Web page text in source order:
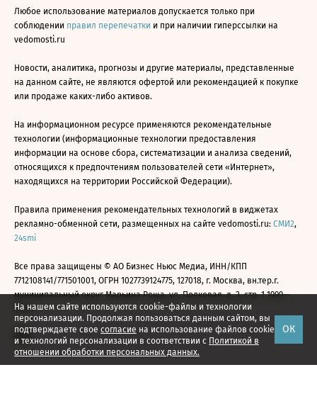
На нашем сайте используются cookie-файлы и технологии
персонализации. Продолжая пользоваться данным сайтом, вы
подтверждаете свое согласие на использование файлов cookie
и технологий персонализации в соответствии с Политикой в
отношении обработки персональных данных.
ОК
Любое использование материалов допускается только при
соблюдении правил перепечатки и при наличии гиперссылки на
vedomosti.ru
Новости, аналитика, прогнозы и другие материалы, представленные
на данном сайте, не являются офертой или рекомендацией к покупке
или продаже каких-либо активов.
На информационном ресурсе применяются рекомендательные
технологии (информационные технологии предоставления
информации на основе сбора, систематизации и анализа сведений,
относящихся к предпочтениям пользователей сети «Интернет»,
находящихся на территории Российской Федерации).
Правила применения рекомендательных технологий в виджетах
рекламно-обменной сети, размещенных на сайте vedomosti.ru: СМИ2,
24smi
Все права защищены © АО Бизнес Ньюс Медиа, ИНН/КПП
7712108141/771501001, ОГРН 1027739124775, 127018, г. Москва, вн.тер.г.
муниципальный округ Марьина Роща, ул. Полковая, д. 3, стр. 1 1999—
2026